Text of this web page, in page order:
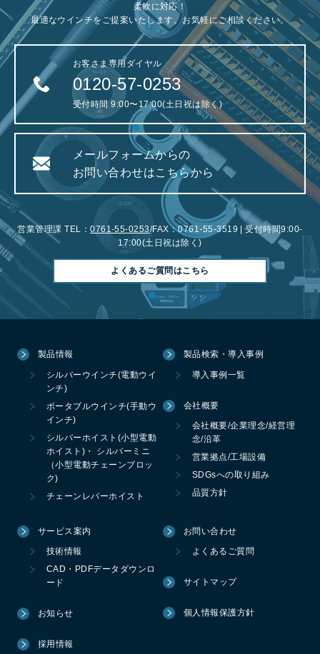
柔軟に対応！
最適なウインチをご提案いたします。お気軽にご相談ください。
お客さま専用ダイヤル
0120-57-0253
受付時間 9:00〜17:00(土日祝は除く)
メールフォームからの
お問い合わせはこちらから
営業管理課 TEL：0761-55-0253/FAX：0761-55-3519 | 受付時間9:00-
17:00(土日祝は除く)
よくあるご質問はこちら
製品情報
シルバーウインチ(電動ウイ
ンチ)
ポータブルウインチ(手動ウ
インチ)
シルバーホイスト(小型電動
ホイスト)・ シルバーミニ
（小型電動チェーンブロッ
ク)
チェーンレバーホイスト
製品検索・導入事例
導入事例一覧
会社概要
会社概要/企業理念/経営理
念/沿革
営業拠点/工場設備
SDGsへの取り組み
品質方針
サービス案内
技術情報
CAD・PDFデータダウンロ
ード
お知らせ
採用情報
お問い合わせ
よくあるご質問
サイトマップ
個人情報保護方針